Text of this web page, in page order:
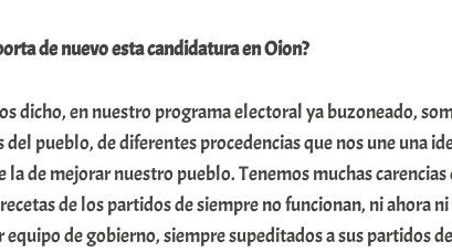
de nuevo esta candidatura en Oion?
dicho, en nuestro programa electoral ya buzoneado,
del pueblo, de diferentes procedencias que nos une una
la de mejorar nuestro pueblo. Tenemos muchas
de los partidos de siempre no funcionan, ni ahora
de gobierno, siempre supeditados a sus partidos